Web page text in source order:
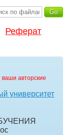
Реферат
авторские
университет